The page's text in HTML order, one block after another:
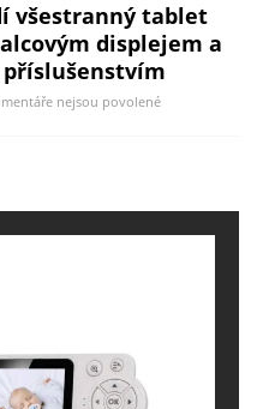
všestranný tablet
displejem a
nejsou povolené